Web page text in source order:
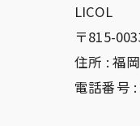
LICOL
〒815-
住所 : 福
電話番号